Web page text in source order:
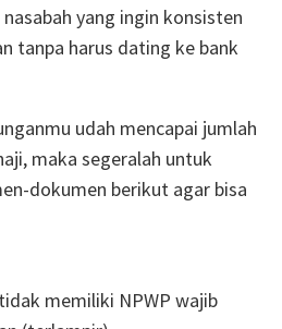
yang ingin konsisten
tanpa harus dating ke bank
udah mencapai jumlah
maka segeralah untuk
dokumen berikut agar bisa
memiliki NPWP wajib